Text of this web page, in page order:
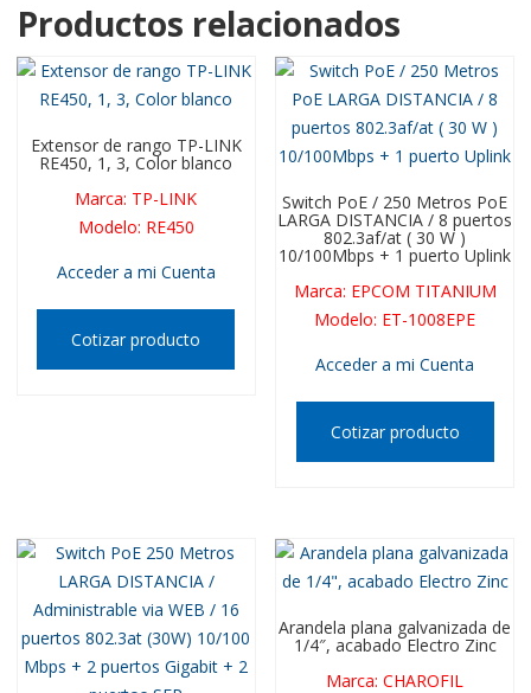
Productos relacionados
Extensor de rango TP-LINK
RE450, 1, 3, Color blanco
Marca: TP-LINK
Modelo: RE450
Acceder a mi Cuenta
Cotizar producto
Switch PoE / 250 Metros PoE
LARGA DISTANCIA / 8 puertos
802.3af/at ( 30 W )
10/100Mbps + 1 puerto Uplink
Marca: EPCOM TITANIUM
Modelo: ET-1008EPE
Acceder a mi Cuenta
Cotizar producto
Arandela plana galvanizada de
1/4″, acabado Electro Zinc
Marca:CHAROFIL